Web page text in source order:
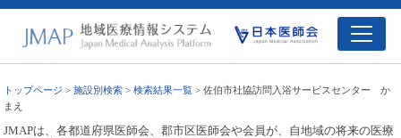
トップページ >施設別検索 >検索結果一覧 > 佐伯市社協訪問入浴サービスセンター か
まえ
JMAPは、各都道府県医師会、郡市区医師会や会員が、自地域の将来の医療